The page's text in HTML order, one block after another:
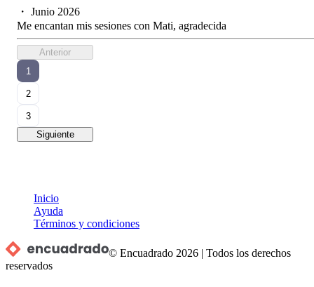
・ Junio 2026
Me encantan mis sesiones con Mati, agradecida
Anterior
1
2
3
Siguiente
Inicio
Ayuda
Términos y condiciones
© Encuadrado 2026 |Todos los derechos
reservados